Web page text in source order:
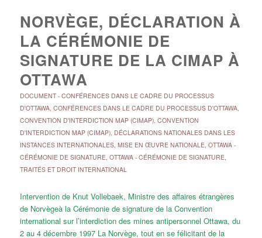
NORVÈGE, DÉCLARATION À
LA CÉRÉMONIE DE
SIGNATURE DE LA CIMAP À
OTTAWA
DOCUMENT- CONFÉRENCES DANS LE CADRE DU PROCESSUS
D'OTTAWA, CONFÉRENCES DANS LE CADRE DU PROCESSUS D'OTTAWA,
CONVENTION D'INTERDICTION MAP (CIMAP), CONVENTION
D'INTERDICTION MAP (CIMAP), DÉCLARATIONS NATIONALES DANS LES
INSTANCES INTERNATIONALES, MISE EN ŒUVRE NATIONALE, OTTAWA -
CÉRÉMONIE DE SIGNATURE, OTTAWA - CÉRÉMONIE DE SIGNATURE,
TRAITÉS ET DROIT INTERNATIONAL
Intervention de Knut Vollebaek, Ministre des affaires étrangères
de Norvègeà la Cérémonie de signature de la Convention
international sur l’interdiction des mines antipersonnel Ottawa, du
2 au 4 décembre 1997 La Norvège, tout en se félicitant de la